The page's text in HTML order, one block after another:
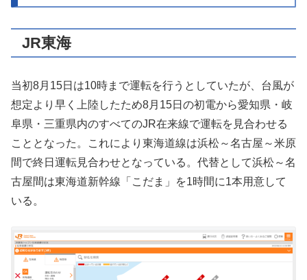
JR東海
当初8月15日は10時まで運転を行うとしていたが、台風が
想定より早く上陸したため8月15日の初電から愛知県・岐
阜県・三重県内のすべてのJR在来線で運転を見合わせる
こととなった。これにより東海道線は浜松～名古屋～米原
間で終日運転見合わせとなっている。代替として浜松～名
古屋間は東海道新幹線「こだま」を1時間に1本用意して
いる。